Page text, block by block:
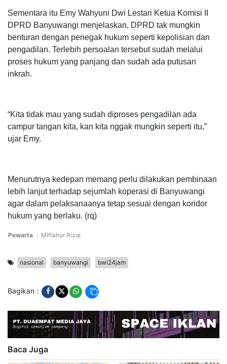
Sementara itu Emy Wahyuni Dwi Lestari Ketua Komisi II
DPRD Banyuwangi menjelaskan, DPRD tak mungkin
benturan dengan penegak hukum seperti kepolisian dan
pengadilan. Terlebih persoalan tersebut sudah melalui
proses hukum yang panjang dan sudah ada putusan
inkrah.
“Kita tidak mau yang sudah diproses pengadilan ada
campur tangan kita, kan kita nggak mungkin seperti itu,”
ujar Emy.
Menurutnya kedepan memang perlu dilakukan pembinaan
lebih lanjut terhadap sejumlah koperasi di Banyuwangi
agar dalam pelaksanaanya tetap sesuai dengan koridor
hukum yang berlaku. (rq)
Pewarta : Miftahur Rizqi
nasional banyuwangi bwi24jam
Bagikan :
Baca Juga